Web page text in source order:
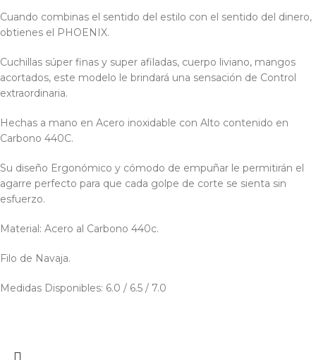
Cuando combinas el sentido del estilo con el sentido del dinero,
obtienes el PHOENIX.
Cuchillas súper finas y super afiladas, cuerpo liviano, mangos
acortados, este modelo le brindará una sensación de Control
extraordinaria.
Hechas a mano en Acero inoxidable con Alto contenido en
Carbono 440C.
Su diseño Ergonómico y cómodo de empuñar le permitirán el
agarre perfecto para que cada golpe de corte se sienta sin
esfuerzo.
Material: Acero al Carbono 440c.
Filo de Navaja.
Medidas Disponibles: 6.0 / 6.5 / 7.0